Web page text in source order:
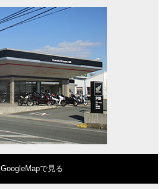
GoogleMapで見る